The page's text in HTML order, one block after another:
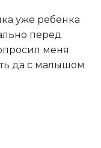
уже ребёнка
перед
меня
да с малышом